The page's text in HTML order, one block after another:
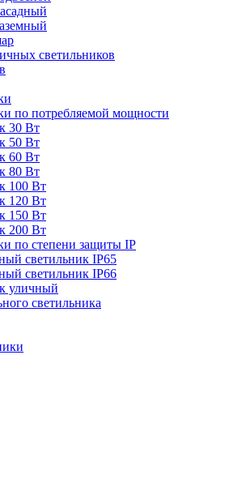
светильников
по потребляемой мощности
30 Вт
50 Вт
60 Вт
80 Вт
100 Вт
120 Вт
150 Вт
200 Вт
по степени защиты IP
светильник IP65
светильник IP66
уличный
светильника